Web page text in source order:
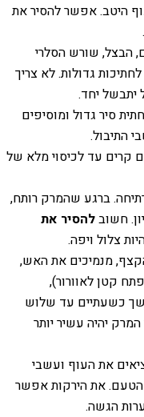
היטב. אפשר להסיר את
הבצל, שורש הסלרי
גדולות. לא צריך
יתבשל יחד.
סיר גדול ומוסיפים
התיבול.
קרים עד לכיסוי מלא של
ברגע שהמרק רותח,
חשובלהסיר את
צלול ויפה.
מנמיכים את האש,
קטן לאוורור),
כשעתיים עד שלוש
יהיה עשיר יותר
את העוף ועשבי
הטעם. את הירקות אפשר
הגשה.